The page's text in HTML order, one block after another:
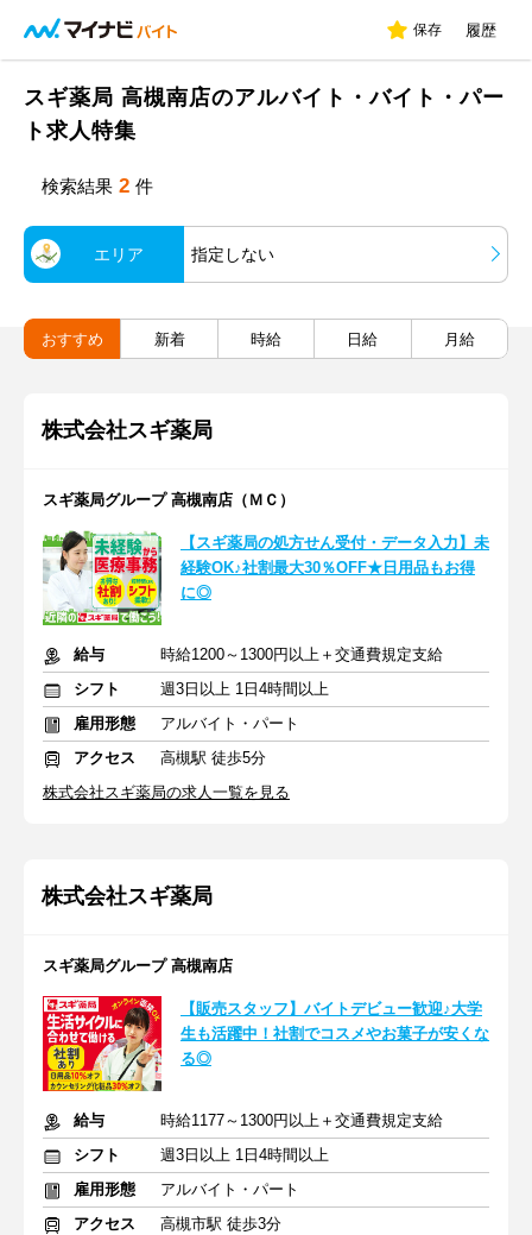
保存 履歴
スギ薬局 高槻南店のアルバイト・バイト・パー
ト求人特集
検索結果 2 件
エリア 指定しない
おすすめ 新着 時給 日給 月給
株式会社スギ薬局
スギ薬局グループ 高槻南店（ＭＣ）
【スギ薬局の処方せん受付・データ入力】未
経験OK♪社割最大30％OFF★日用品もお得
に◎
給与
時給1200～1300円以上＋交通費規定支給
シフト
週3日以上 1日4時間以上
雇用形態
アルバイト・パート
アクセス
高槻駅 徒歩5分
株式会社スギ薬局の求人一覧を見る
株式会社スギ薬局
スギ薬局グループ 高槻南店
【販売スタッフ】バイトデビュー歓迎♪大学
生も活躍中！社割でコスメやお菓子が安くな
る◎
給与
時給1177～1300円以上＋交通費規定支給
シフト
週3日以上 1日4時間以上
雇用形態
アルバイト・パート
アクセス
高槻市駅 徒歩3分